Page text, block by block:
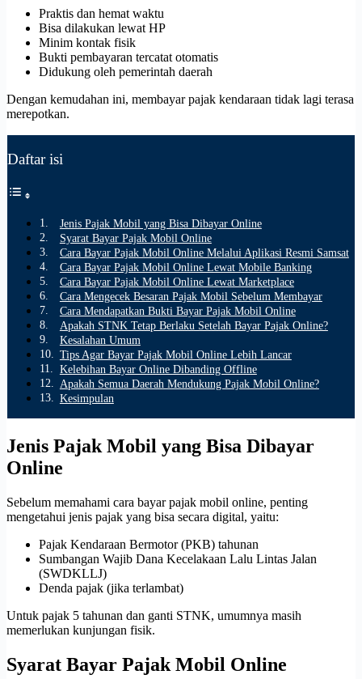
Praktis dan hemat waktu
Bisa dilakukan lewat HP
Minim kontak fisik
Bukti pembayaran tercatat otomatis
Didukung oleh pemerintah daerah
Dengan kemudahan ini, membayar pajak kendaraan tidak lagi terasa
merepotkan.
Daftar isi
Jenis Pajak Mobil yang Bisa Dibayar Online
Syarat Bayar Pajak Mobil Online
Cara Bayar Pajak Mobil Online Melalui Aplikasi Resmi Samsat
Cara Bayar Pajak Mobil Online Lewat Mobile Banking
Cara Bayar Pajak Mobil Online Lewat Marketplace
Cara Mengecek Besaran Pajak Mobil Sebelum Membayar
Cara Mendapatkan Bukti Bayar Pajak Mobil Online
Apakah STNK Tetap Berlaku Setelah Bayar Pajak Online?
Kesalahan Umum
Tips Agar Bayar Pajak Mobil Online Lebih Lancar
Kelebihan Bayar Online Dibanding Offline
Apakah Semua Daerah Mendukung Pajak Mobil Online?
Kesimpulan
Jenis Pajak Mobil yang Bisa Dibayar
Online
Sebelum memahami cara bayar pajak mobil online, penting
mengetahui jenis pajak yang bisa secara digital, yaitu:
Pajak Kendaraan Bermotor (PKB) tahunan
Sumbangan Wajib Dana Kecelakaan Lalu Lintas Jalan
(SWDKLLJ)
Denda pajak (jika terlambat)
Untuk pajak 5 tahunan dan ganti STNK, umumnya masih
memerlukan kunjungan fisik.
Syarat Bayar Pajak Mobil Online